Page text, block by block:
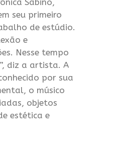
Sabino,
seu primeiro
de estúdio.
e
Nesse tempo
diz a artista. A
por sua
o músico
objetos
estética e